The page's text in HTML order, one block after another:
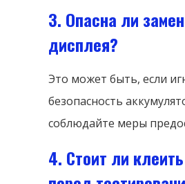
3. Опасна ли
дисплея?
Это может быть, если
безопасность
соблюдайте меры
4. Стоит ли